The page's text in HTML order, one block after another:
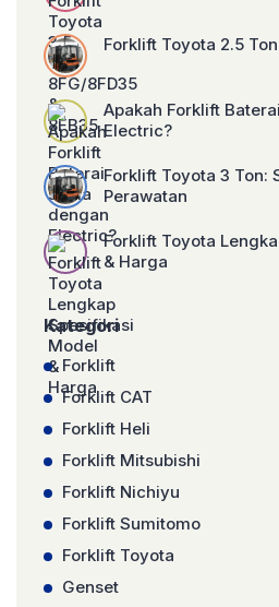
Forklift Toyota 2.5 Ton
Apakah Forklift
Electric?
Forklift Toyota 3 Ton:
Perawatan
Forklift Toyota
& Harga
Kategori
Forklift
Forklift CAT
Forklift Heli
Forklift Mitsubishi
Forklift Nichiyu
Forklift Sumitomo
Forklift Toyota
Genset